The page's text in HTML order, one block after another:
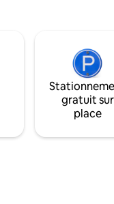
gratuit sur
place